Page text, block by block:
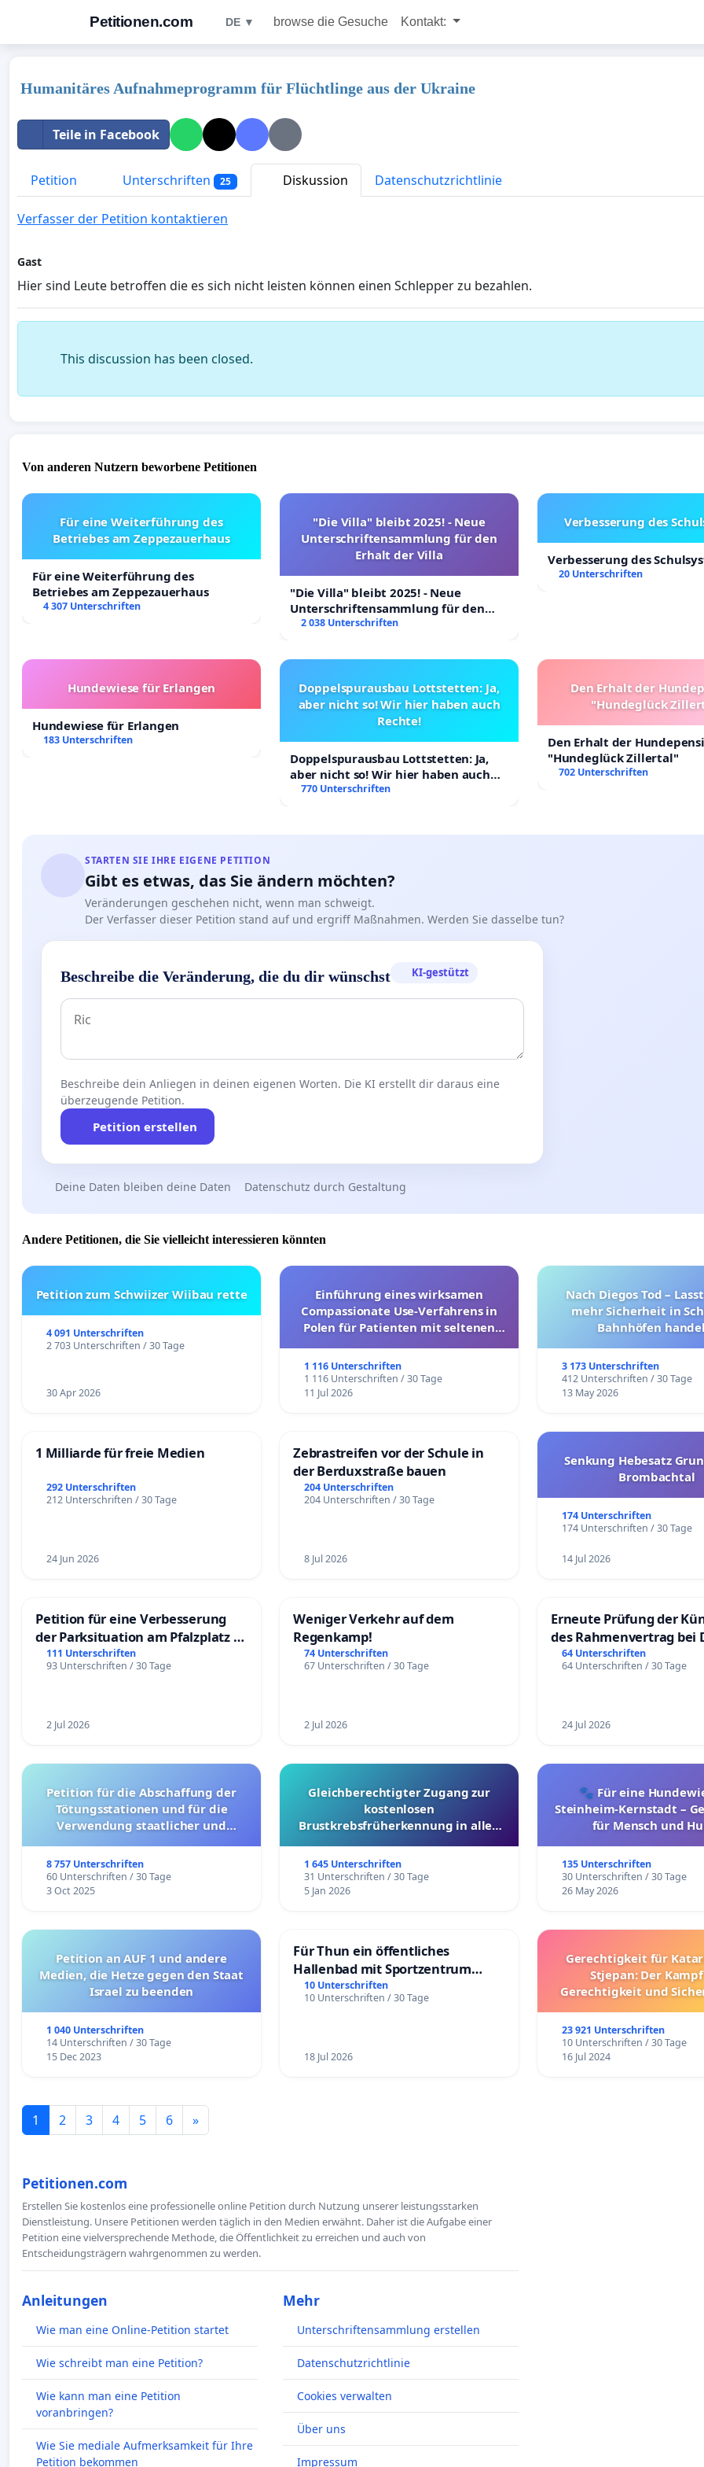
Petitionen.com DE ▼ browse die Gesuche Kontakt:
Humanitäres Aufnahmeprogramm für Flüchtlinge aus der Ukraine
Teile in Facebook
Petition Unterschriften 25 Diskussion Datenschutzrichtlinie
Verfasser der Petition kontaktieren
Gast
Hier sind Leute betroffen die es sich nicht leisten können einen Schlepper zu bezahlen.
This discussion has been closed.
Von anderen Nutzern beworbene Petitionen
Für eine Weiterführung des
Betriebes am Zeppezauerhaus
Für eine Weiterführung des
Betriebes am Zeppezauerhaus
4 307 Unterschriften
"Die Villa" bleibt 2025! - Neue
Unterschriftensammlung für den
Erhalt der Villa
"Die Villa" bleibt 2025! - Neue
Unterschriftensammlung für den
Erhalt der Villa
2 038 Unterschriften
Verbesserung des
Verbesserung des
20 Unterschriften
Hundewiese für Erlangen
Hundewiese für Erlangen
183 Unterschriften
Doppelspurausbau Lottstetten: Ja,
aber nicht so! Wir hier haben auch
Rechte!
Doppelspurausbau Lottstetten: Ja,
aber nicht so! Wir hier haben auch
Rechte!
770 Unterschriften
Den Erhalt der
"Hundeglück
Den Erhalt der
"Hundeglück Zillertal"
702 Unterschriften
STARTEN SIE IHRE EIGENE PETITION
Gibt es etwas, das Sie ändern möchten?
Veränderungen geschehen nicht, wenn man schweigt.
Der Verfasser dieser Petition stand auf und ergriff Maßnahmen. Werden Sie dasselbe tun?
Beschreibe die Veränderung, die du dir wünschst KI-gestützt
Beschreibe dein Anliegen in deinen eigenen Worten. Die KI erstellt dir daraus eine
überzeugende Petition.
Petition erstellen
Deine Daten bleiben deine Daten Datenschutz durch Gestaltung
Andere Petitionen, die Sie vielleicht interessieren könnten
Petition zum Schwiizer Wiibau rette
4 091 Unterschriften
2 703 Unterschriften / 30 Tage
30 Apr 2026
Einführung eines wirksamen
Compassionate Use-Verfahrens in
Polen für Patienten mit seltenen
1 116 Unterschriften
1 116 Unterschriften / 30 Tage
11 Jul 2026
Nach Diegos Tod –
mehr Sicherheit in
Bahnhöfen
3 173 Unterschriften
412 Unterschriften / 30 Tage
13 May 2026
1 Milliarde für freie Medien
292 Unterschriften
212 Unterschriften / 30 Tage
24 Jun 2026
Zebrastreifen vor der Schule in
der Berduxstraße bauen
204 Unterschriften
204 Unterschriften / 30 Tage
8 Jul 2026
Senkung Hebesatz
Brombachtal
174 Unterschriften
174 Unterschriften / 30 Tage
14 Jul 2026
Petition für eine Verbesserung
der Parksituation am Pfalzplatz in
Mannheim
111 Unterschriften
93 Unterschriften / 30 Tage
2 Jul 2026
Weniger Verkehr auf dem
Regenkamp!
74 Unterschriften
67 Unterschriften / 30 Tage
2 Jul 2026
Erneute Prüfung der
des Rahmenvertrag bei
Fahrwegdienste Gmbh
64 Unterschriften
64 Unterschriften / 30 Tage
24 Jul 2026
Petition für die Abschaffung der
Tötungsstationen und für die
Verwendung staatlicher und
8 757 Unterschriften
60 Unterschriften / 30 Tage
3 Oct 2025
Gleichberechtigter Zugang zur
kostenlosen
Brustkrebsfrüherkennung in allen
1 645 Unterschriften
31 Unterschriften / 30 Tage
5 Jan 2026
🐾 Für eine
Steinheim-Kernstadt –
für Mensch und
135 Unterschriften
30 Unterschriften / 30 Tage
26 May 2026
Petition an AUF 1 und andere
Medien, die Hetze gegen den Staat
Israel zu beenden
1 040 Unterschriften
14 Unterschriften / 30 Tage
15 Dec 2023
Für Thun ein öffentliches
Hallenbad mit Sportzentrum
schaffen
10 Unterschriften
10 Unterschriften / 30 Tage
18 Jul 2026
Gerechtigkeit für
Stjepan: Der
Gerechtigkeit und
23 921 Unterschriften
10 Unterschriften / 30 Tage
16 Jul 2024
1 2 3 4 5 6 »
Petitionen.com
Erstellen Sie kostenlos eine professionelle online Petition durch Nutzung unserer leistungsstarken
Dienstleistung. Unsere Petitionen werden täglich in den Medien erwähnt. Daher ist die Aufgabe einer
Petition eine vielversprechende Methode, die Öffentlichkeit zu erreichen und auch von
Entscheidungsträgern wahrgenommen zu werden.
Anleitungen
Wie man eine Online-Petition startet
Wie schreibt man eine Petition?
Wie kann man eine Petition
voranbringen?
Wie Sie mediale Aufmerksamkeit für Ihre
Petition bekommen
Mehr
Unterschriftensammlung erstellen
Datenschutzrichtlinie
Cookies verwalten
Über uns
Impressum